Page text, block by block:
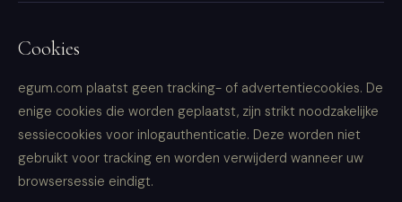
Cookies
egum.com plaatst geen tracking- of advertentiecookies. De
enige cookies die worden geplaatst, zijn strikt noodzakelijke
sessiecookies voor inlogauthenticatie. Deze worden niet
gebruikt voor tracking en worden verwijderd wanneer uw
browsersessie eindigt.